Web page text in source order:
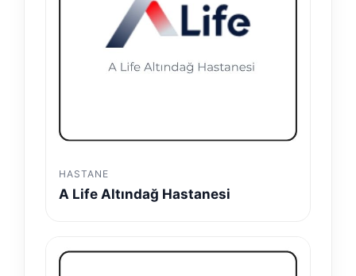
HASTANE
A Life Altındağ Hastanesi